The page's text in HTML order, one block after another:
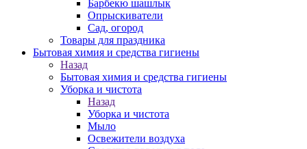
Барбекю шашлык
Опрыскиватели
Сад, огород
Товары для праздника
Бытовая химия и средства гигиены
Назад
Бытовая химия и средства гигиены
Уборка и чистота
Назад
Уборка и чистота
Мыло
Освежители воздуха